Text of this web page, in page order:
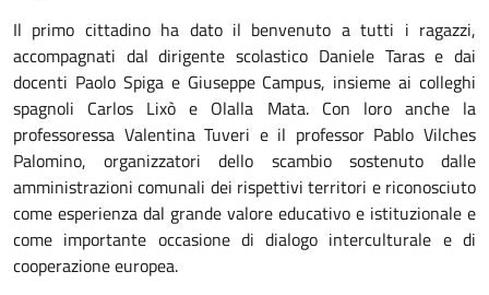
Il primo cittadino ha dato il benvenuto a tutti i ragazzi,
accompagnati dal dirigente scolastico Daniele Taras e dai
docenti Paolo Spiga e Giuseppe Campus, insieme ai colleghi
spagnoli Carlos Lixò e Olalla Mata. Con loro anche la
professoressa Valentina Tuveri e il professor Pablo Vilches
Palomino, organizzatori dello scambio sostenuto dalle
amministrazioni comunali dei rispettivi territori e riconosciuto
come esperienza dal grande valore educativo e istituzionale e
come importante occasione di dialogo interculturale e di
cooperazione europea.